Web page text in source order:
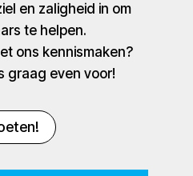
en zaligheid in om
te helpen.
ons kennismaken?
graag even voor!